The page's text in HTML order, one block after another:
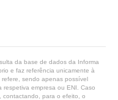
da base de dados da Informa
e faz referência unicamente à
sendo apenas possível
respetiva empresa ou ENI. Caso
contactando, para o efeito, o